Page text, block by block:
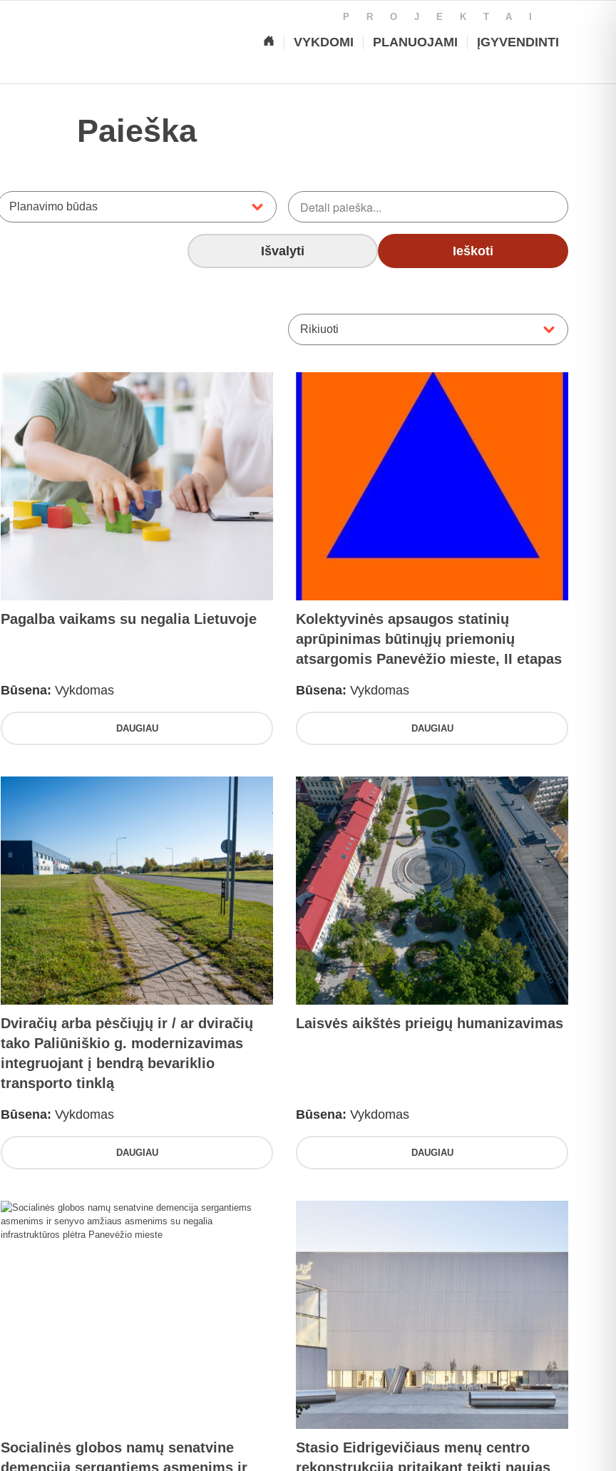
PROJEKTAI
VYKDOMI PLANUOJAMI ĮGYVENDINTI
Paieška
Planavimo būdas
Išvalyti Ieškoti
Rikiuoti
Pagalba vaikams su negalia Lietuvoje
Būsena: Vykdomas
DAUGIAU
Kolektyvinės apsaugos statinių
aprūpinimas būtinųjų priemonių
atsargomis Panevėžio mieste, II etapas
Būsena: Vykdomas
DAUGIAU
Dviračių arba pėsčiųjų ir / ar dviračių
tako Paliūniškio g. modernizavimas
integruojant į bendrą bevariklio
transporto tinklą
Būsena: Vykdomas
DAUGIAU
Laisvės aikštės prieigų humanizavimas
Būsena: Vykdomas
DAUGIAU
Socialinės globos namų senatvine
demencija sergantiems asmenims ir
Stasio Eidrigevičiaus menų centro
rekonstrukcija pritaikant teikti naujas